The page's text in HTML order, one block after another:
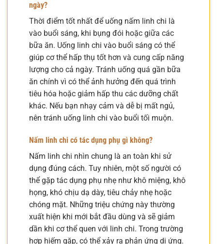
ngày?
Thời điểm tốt nhất để uống nấm linh chi là
vào buổi sáng, khi bụng đói hoặc giữa các
bữa ăn. Uống linh chi vào buổi sáng có thể
giúp cơ thể hấp thụ tốt hơn và cung cấp năng
lượng cho cả ngày. Tránh uống quá gần bữa
ăn chính vì có thể ảnh hưởng đến quá trình
tiêu hóa hoặc giảm hấp thu các dưỡng chất
khác. Nếu bạn nhạy cảm và dễ bị mất ngủ,
nên tránh uống linh chi vào buổi tối muộn.
Nấm linh chi có tác dụng phụ gì không?
Nấm linh chi nhìn chung là an toàn khi sử
dụng đúng cách. Tuy nhiên, một số người có
thể gặp tác dụng phụ nhẹ như khô miệng, khô
họng, khó chịu dạ dày, tiêu chảy nhẹ hoặc
chóng mặt. Những triệu chứng này thường
xuất hiện khi mới bắt đầu dùng và sẽ giảm
dần khi cơ thể quen với linh chi. Trong trường
hợp hiếm gặp, có thể xảy ra phản ứng dị ứng.